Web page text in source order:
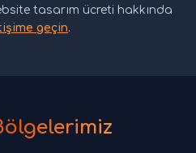
tasarım ücreti hakkında
geçin.